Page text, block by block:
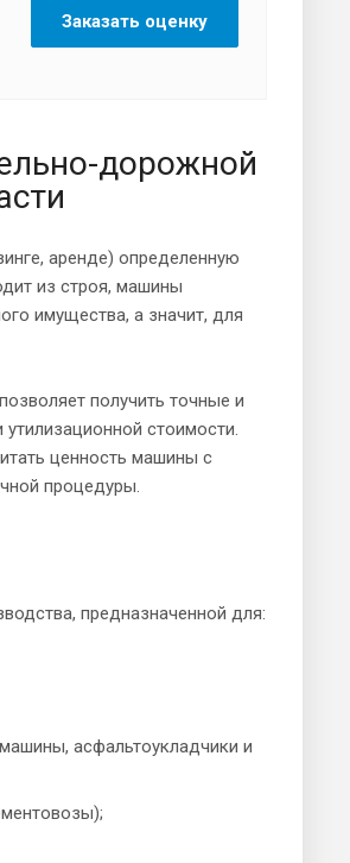
Заказать оценку
дорожной
аренде) определенную
из строя, машины
имущества, а значит, для
получить точные и
стоимости.
ценность машины с
процедуры.
предназначенной для:
асфальтоукладчики и